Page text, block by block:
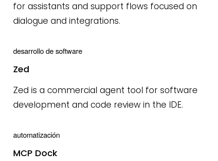
for assistants and support flows focused on
dialogue and integrations.
desarrollo de software
Zed
Zed is a commercial agent tool for software
development and code review in the IDE.
automatización
MCP Dock